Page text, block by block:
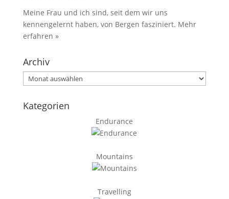
Meine Frau und ich sind, seit dem wir uns
kennengelernt haben, von Bergen fasziniert. Mehr
erfahren »
Archiv
Archiv
Kategorien
Endurance
Mountains
Travelling